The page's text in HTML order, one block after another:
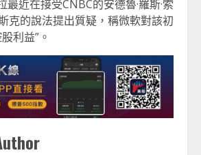
最近在接受CNBC的安德魯·羅斯·索
克的說法提出質疑，稱微軟對該初
利益”。